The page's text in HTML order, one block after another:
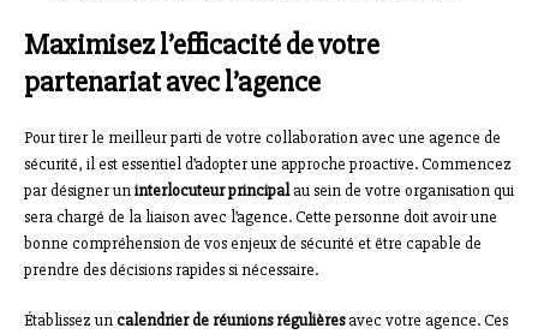
Maximisez l’efficacité de votre
partenariat avec l’agence
Pour tirer le meilleur parti de votre collaboration avec une agence de
sécurité, il est essentiel d’adopter une approche proactive. Commencez
par désigner uninterlocuteur principalau sein de votre organisation qui
sera chargé de la liaison avec l’agence. Cette personne doit avoir une
bonne compréhension de vos enjeux de sécurité et être capable de
prendre des décisions rapides si nécessaire.
Établissez uncalendrier de réunions régulièresavec votre agence. Ces